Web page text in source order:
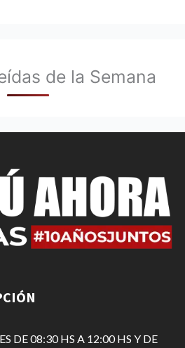
de la Semana
DE 08:30 HS A 12:00 HS Y DE